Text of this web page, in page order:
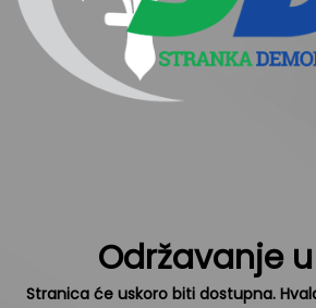
Održavanje
Stranica će uskoro biti dostupna.